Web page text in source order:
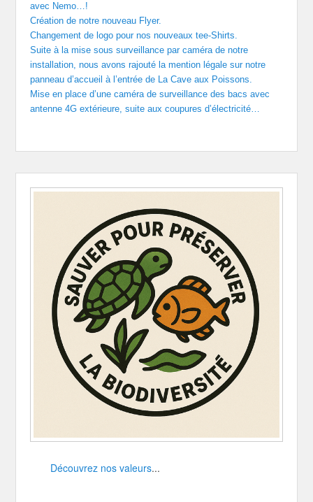
avec Nemo…!
Création de notre nouveau Flyer.
Changement de logo pour nos nouveaux tee-Shirts.
Suite à la mise sous surveillance par caméra de notre
installation, nous avons rajouté la mention légale sur notre
panneau d’accueil à l’entrée de La Cave aux Poissons.
Mise en place d’une caméra de surveillance des bacs avec
antenne 4G extérieure, suite aux coupures d’électricité…
Découvrez nos valeurs...